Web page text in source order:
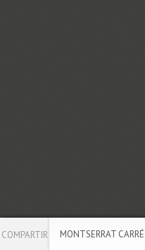
COMPARTIR MONTSERRAT